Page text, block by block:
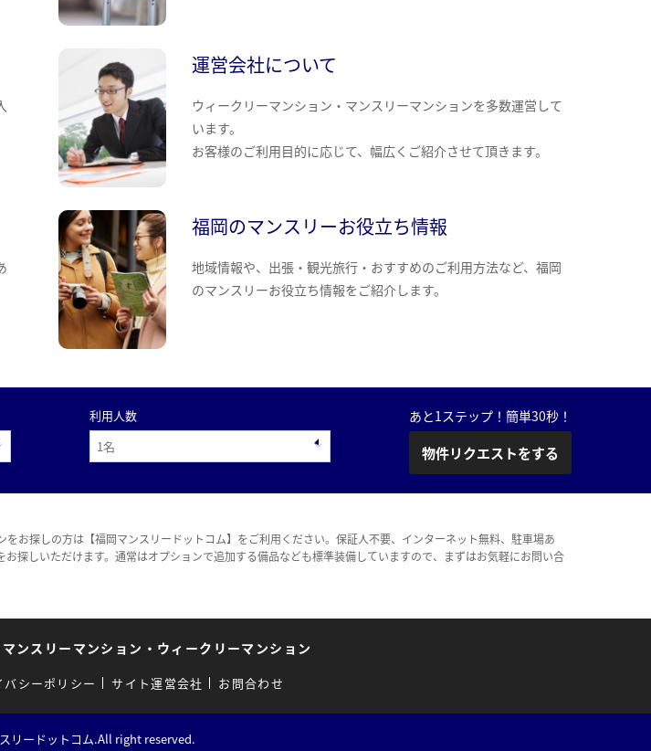
運営会社について
ウィークリーマンション・マンスリーマンションを多数運営して
います。
お客様のご利用目的に応じて、幅広くご紹介させて頂きます。
福岡のマンスリーお役立ち情報
地域情報や、出張・観光旅行・おすすめのご利用方法など、福岡
のマンスリーお役立ち情報をご紹介します。
利用人数 あと1ステップ！簡単30秒！
物件リクエストをする
お探しの方は【福岡マンスリードットコム】をご利用ください。保証人不要、インターネット無料、駐車場あ
探しいただけます。通常はオプションで追加する備品なども標準装備していますので、まずはお気軽にお問い合
ンスリーマンション・ウィークリーマンション
バシーポリシー サイト運営会社 お問合わせ
リードットコム.All right reserved.